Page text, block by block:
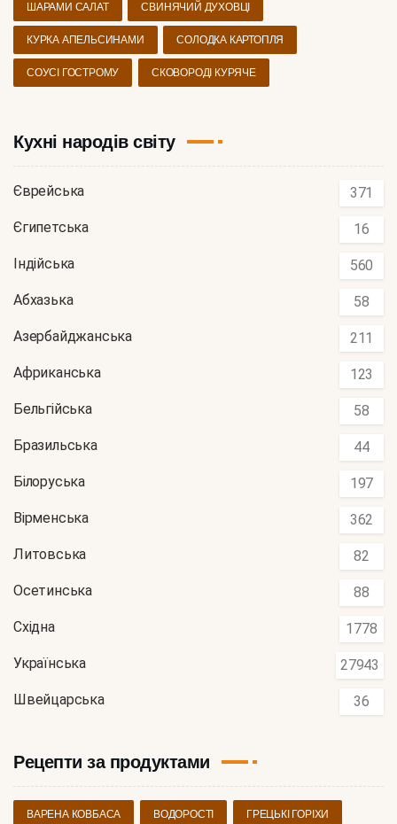
ШАРАМИ САЛАТ СВИНЯЧИЙ ДУХОВЦІ
КУРКА АПЕЛЬСИНАМИ СОЛОДКА КАРТОПЛЯ
СОУСІ ГОСТРОМУ СКОВОРОДІ КУРЯЧЕ
Кухні народів світу
Єврейська 371
Єгипетська 16
Індійська 560
Абхазька 58
Азербайджанська 211
Африканська 123
Бельгійська 58
Бразильська 44
Білоруська 197
Вірменська 362
Литовська 82
Осетинська 88
Східна 1778
Українська 27943
Швейцарська 36
Рецепти за продуктами
ВАРЕНА КОВБАСА ВОДОРОСТІ ГРЕЦЬКІ ГОРІХИ